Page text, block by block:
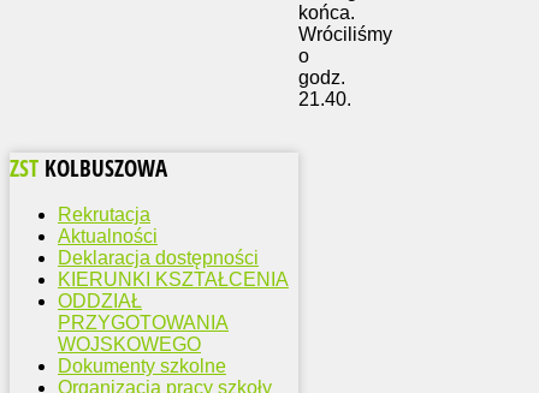
końca.
Wróciliśmy
o
godz.
21.40.
ZST KOLBUSZOWA
Rekrutacja
Aktualności
Deklaracja dostępności
KIERUNKI KSZTAŁCENIA
ODDZIAŁ
PRZYGOTOWANIA
WOJSKOWEGO
Dokumenty szkolne
Organizacja pracy szkoły